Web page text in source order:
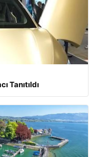
Tanıtıldı